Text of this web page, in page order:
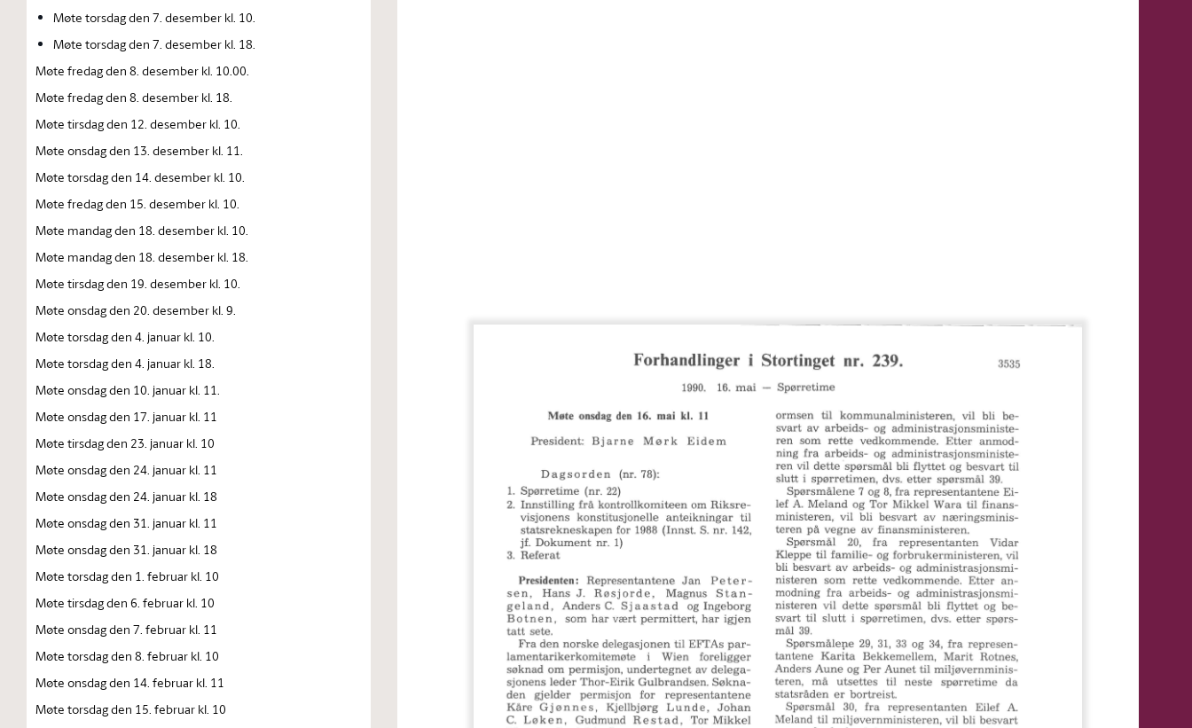
Møte torsdag den 7. desember kl. 10.
Møte torsdag den 7. desember kl. 18.
Møte fredag den 8. desember kl. 10.00.
Møte fredag den 8. desember kl. 18.
Møte tirsdag den 12. desember kl. 10.
Møte onsdag den 13. desember kl. 11.
Møte torsdag den 14. desember kl. 10.
Møte fredag den 15. desember kl. 10.
Møte mandag den 18. desember kl. 10.
Møte mandag den 18. desember kl. 18.
Møte tirsdag den 19. desember kl. 10.
Møte onsdag den 20. desember kl. 9.
Møte torsdag den 4. januar kl. 10.
Møte torsdag den 4. januar kl. 18.
Møte onsdag den 10. januar kl. 11.
Møte onsdag den 17. januar kl. 11
Møte tirsdag den 23. januar kl. 10
Møte onsdag den 24. januar kl. 11
Møte onsdag den 24. januar kl. 18
Møte onsdag den 31. januar kl. 11
Møte onsdag den 31. januar kl. 18
Møte torsdag den 1. februar kl. 10
Møte tirsdag den 6. februar kl. 10
Møte onsdag den 7. februar kl. 11
Møte torsdag den 8. februar kl. 10
Møte onsdag den 14. februar kl. 11
Møte torsdag den 15. februar kl. 10